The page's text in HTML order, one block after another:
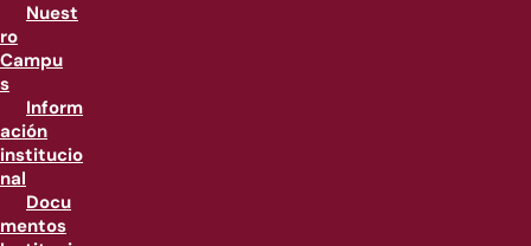
Nuest
ro
Campu
s
Inform
ación
institucio
nal
Docu
mentos